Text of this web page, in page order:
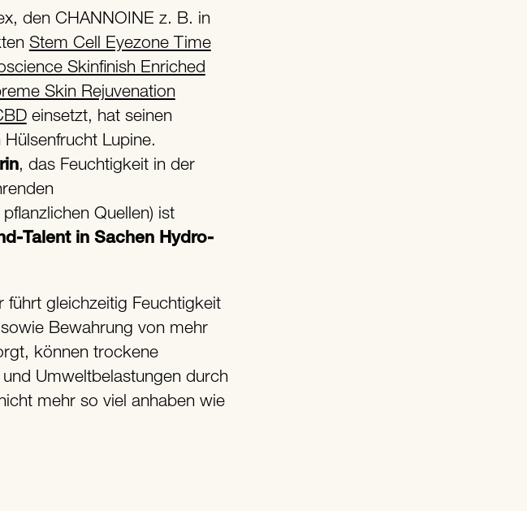
Stem Cell Eyezone Time
Skinfinish Enriched
Skin Rejuvenation
einsetzt, hat seinen
Lupine.
, das Feuchtigkeit in der
Quellen) ist
Talent in Sachen Hydro-
gleichzeitig Feuchtigkeit
Bewahrung von mehr
können trockene
Umweltbelastungen durch
mehr so viel anhaben wie